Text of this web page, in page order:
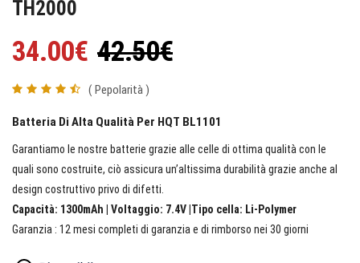
TH2000
34.00€ 42.50€
( Pepolarità )
Batteria Di Alta Qualità Per HQT BL1101
Garantiamo le nostre batterie grazie alle celle di ottima qualità con le
quali sono costruite, ciò assicura un’altissima durabilità grazie anche al
design costruttivo privo di difetti.
Capacità: 1300mAh | Voltaggio: 7.4V |Tipo cella: Li-Polymer
Garanzia : 12 mesi completi di garanzia e di rimborso nei 30 giorni